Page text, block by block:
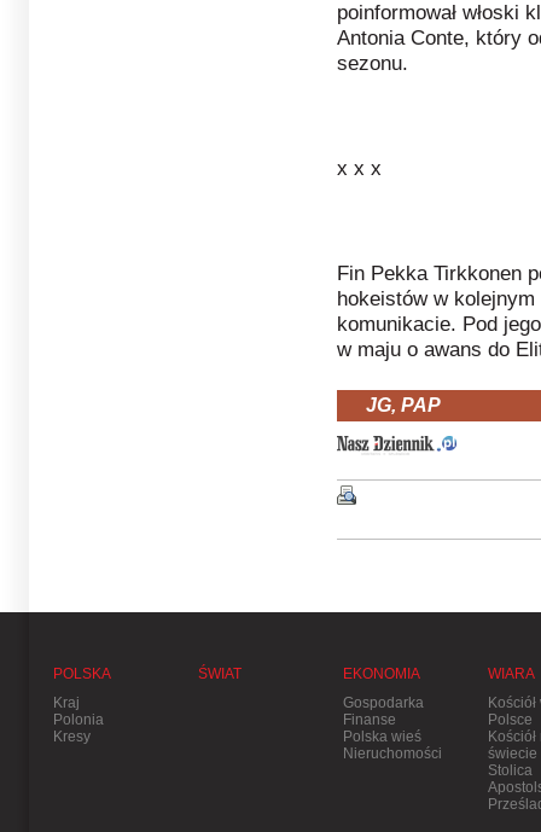
poinformował włoski
Antonia Conte, który
sezonu.
x x x
Fin Pekka Tirkkonen
hokeistów w kolejnym
komunikacie. Pod
w maju o awans do
JG, PAP
POLSKA
Kraj
Polonia
Kresy
ŚWIAT
EKONOMIA
Gospodarka
Finanse
Polska wieś
Nieruchomości
WIARA
Kościół
Polsce
Kościół
świecie
Stolica